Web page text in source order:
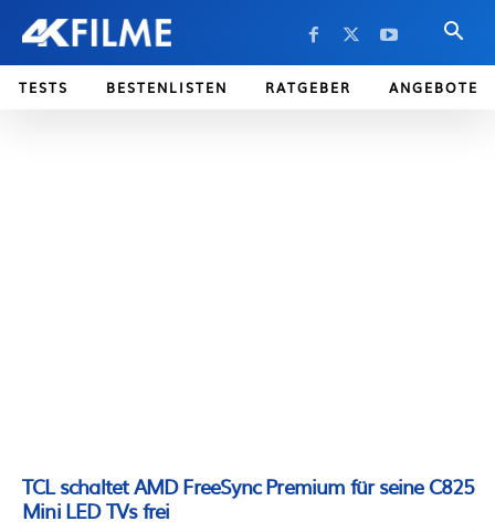
TESTS BESTENLISTEN RATGEBER ANGEBOTE
TCL schaltet AMD FreeSync Premium für seine C825
Mini LED TVs frei